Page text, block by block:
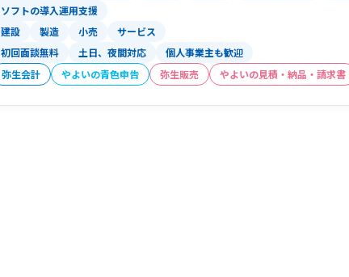
ソフトの導入運用支援
建設 製造 小売 サービス
初回面談無料 土日、夜間対応 個人事業主も歓迎
弥生会計 やよいの青色申告 弥生販売 やよいの見積・納品・請求書